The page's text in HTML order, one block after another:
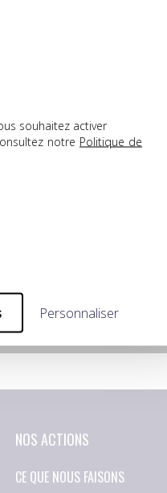
souhaitez activer
notre Politique de
Personnaliser
NOS ACTIONS
CE QUE NOUS FAISONS